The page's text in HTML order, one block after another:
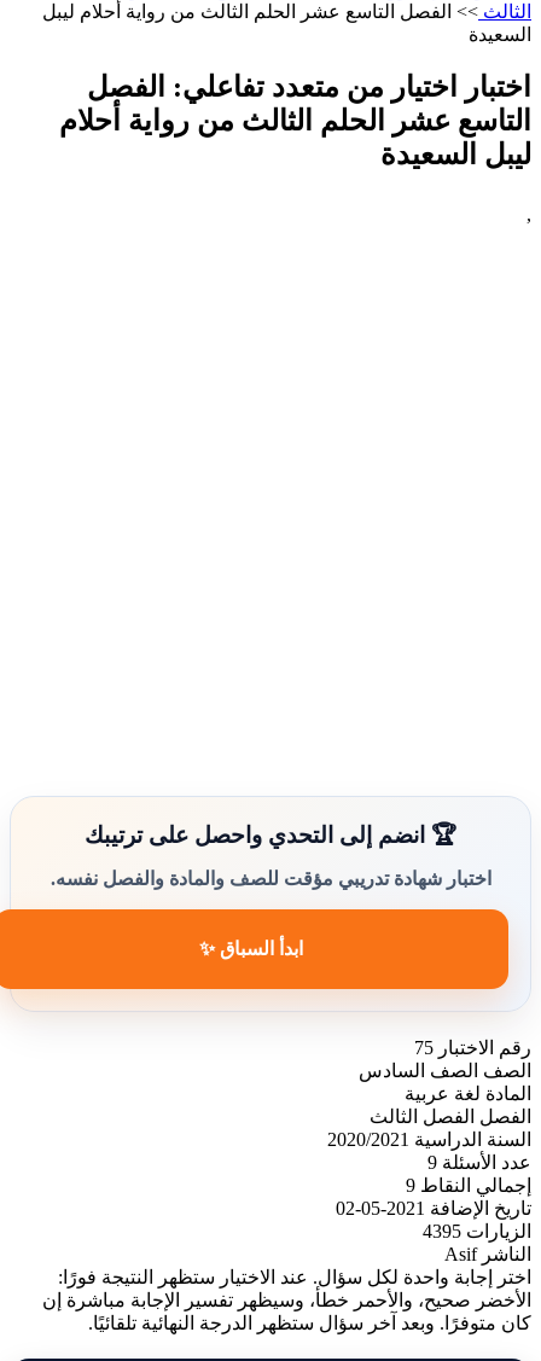
الثالث >> الفصل التاسع عشر الحلم الثالث من رواية أحلام ليبل
السعيدة
اختبار اختيار من متعدد تفاعلي: الفصل
التاسع عشر الحلم الثالث من رواية أحلام
ليبل السعيدة
🏆 انضم إلى التحدي واحصل على ترتيبك
اختبار شهادة تدريبي مؤقت للصف والمادة والفصل نفسه.
ابدأ السباق ✨
رقم الاختبار 75
الصف
الصف السادس
المادة لغة عربية
الفصل
الفصل الثالث
السنة الدراسية
2020/2021
عدد الأسئلة 9
إجمالي النقاط 9
تاريخ الإضافة
2021-05-02
الزيارات 4395
الناشر Asif
اختر إجابة واحدة لكل سؤال. عند الاختيار ستظهر النتيجة فورًا:
الأخضر صحيح، والأحمر خطأ، وسيظهر تفسير الإجابة مباشرة إن
كان متوفرًا. وبعد آخر سؤال ستظهر الدرجة النهائية تلقائيًا.